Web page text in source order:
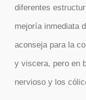
diferentes
mejoría inmediata
aconseja para la
y viscera, pero en
nervioso y los